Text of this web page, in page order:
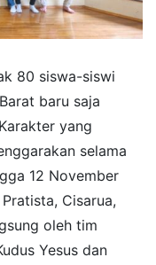
80 siswa-siswi
baru saja
yang
selama
12 November
Cisarua,
oleh tim
Yesus dan